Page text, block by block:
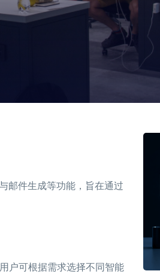
邮件生成等功能，旨在通过
户可根据需求选择不同智能